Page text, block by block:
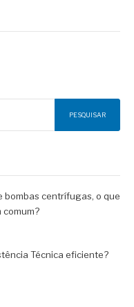
PESQUISAR
bombas centrífugas, o que
comum?
Técnica eficiente?